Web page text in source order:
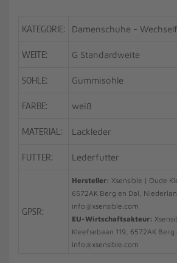
KATEGORIE: Damenschuhe -
WEITE: G Standardweite
SOHLE: Gummisohle
FARBE: weiß
MATERIAL: Lackleder
FUTTER: Lederfutter
GPSR:
Hersteller: Xsensible | Oude
6572AK Berg en Dal,
info@xsensible.com
EU-Wirtschaftsakteur:
Kleefsebaan 119, 6572AK
info@xsensible.com